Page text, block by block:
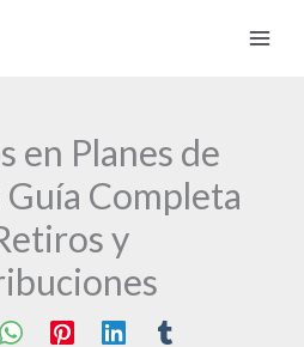
en Planes de
Completa
y